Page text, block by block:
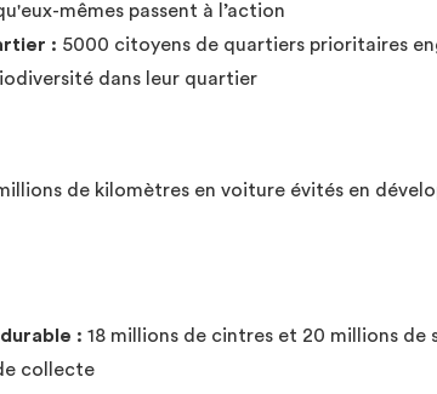
mêmes passent à l’action
: 5000 citoyens de quartiers prioritaires
dans leur quartier
de kilomètres en voiture évités en
: 18 millions de cintres et 20 millions de
collecte